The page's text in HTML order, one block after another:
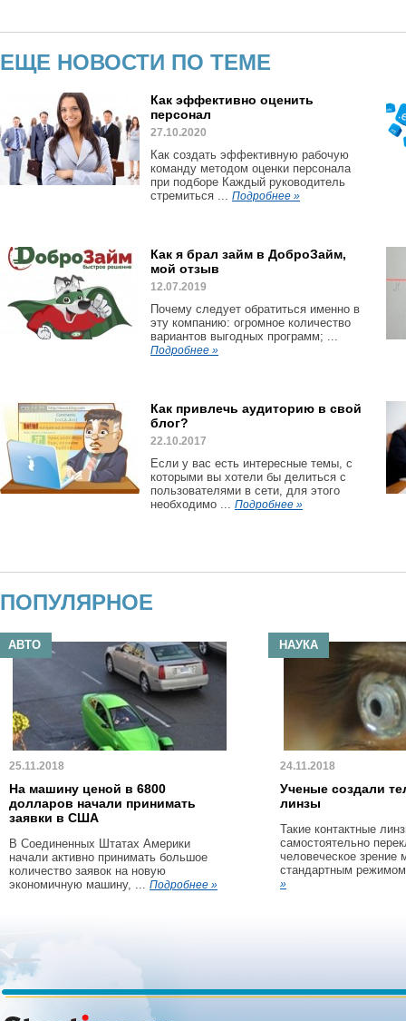
ЕЩЕ НОВОСТИ ПО ТЕМЕ
Как эффективно оценить
персонал
27.10.2020
Как создать эффективную рабочую
команду методом оценки персонала
при подборе Каждый руководитель
стремиться ... Подробнее »
Как я брал займ в ДоброЗайм,
мой отзыв
12.07.2019
Почему следует обратиться именно в
эту компанию: огромное количество
вариантов выгодных программ; ...
Подробнее »
Как привлечь аудиторию в свой
блог?
22.10.2017
Если у вас есть интересные темы, с
которыми вы хотели бы делиться с
пользователями в сети, для этого
необходимо ... Подробнее »
ПОПУЛЯРНОЕ
АВТО
25.11.2018
На машину ценой в 6800
долларов начали принимать
заявки в США
В Соединенных Штатах Америки
начали активно принимать большое
количество заявок на новую
экономичную машину, ... Подробнее »
НАУКА
24.11.2018
Ученые создали
линзы
Такие контактные
самостоятельно
человеческое зрение
стандартным
»